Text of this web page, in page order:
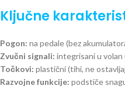
Ključne
Pogon: na pedale (bez
Zvučni signali: integrisani u
Točkovi: plastični (tihi, ne
Razvojne funkcije: podstiče